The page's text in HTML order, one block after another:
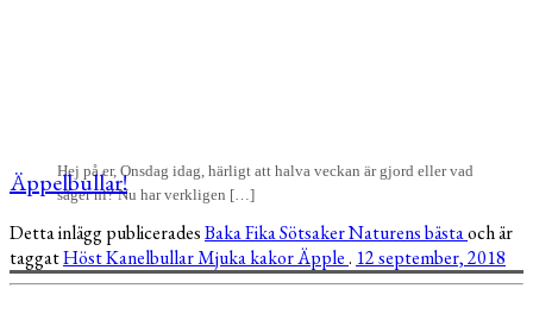
Hej på er, Onsdag idag, härligt att halva veckan är gjord eller vad
säger ni? Nu har verkligen […]
Äppelbullar!
Detta inlägg publiceradesBakaFikaSötsakerNaturens bästaoch är
taggatHöstKanelbullarMjuka kakorÄpple. 12 september, 2018